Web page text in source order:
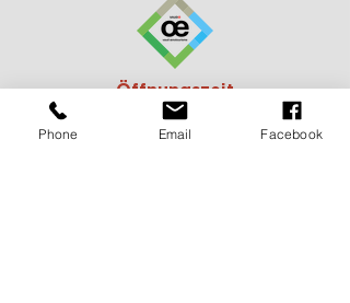
Öffnungszeit
Wir sind täglich geöffnet, auch am
Wochenende auf Anfrage. Zögern Sie
Phone Email Facebook